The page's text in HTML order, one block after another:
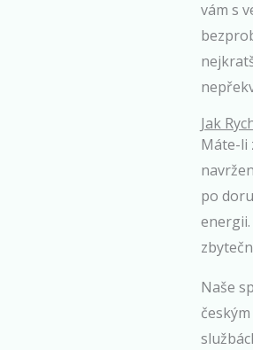
vám s
Jak
Máte-li
po
Naše